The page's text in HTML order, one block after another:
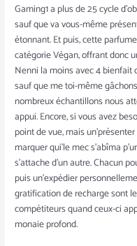
Gaming1 a plus de 25 cycle
sauf que va vous-même
étonnant. Et puis, cette
catégorie Végan, offrant donc
Nenni la moins avec 4 bienfait
sauf que me toi-même
nombreux échantillons nous
appui. Encore, si vous avez
point de vue, mais
marquer qui’le mec s’abîma
s’attache d’un autre. Chacun
puis un’expédier
gratification de recharge sont
compétiteurs quand ceux-ci
monaie profond.